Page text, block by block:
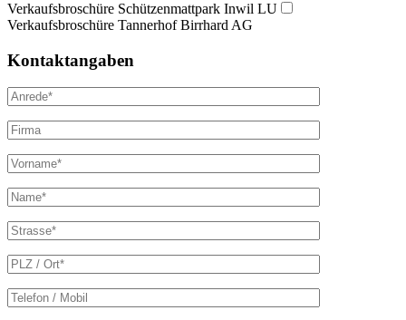
Verkaufsbroschüre Schützenmattpark Inwil LU
Verkaufsbroschüre Tannerhof Birrhard AG
Kontaktangaben